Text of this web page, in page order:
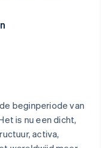
beginperiode van
is nu een dicht,
activa,